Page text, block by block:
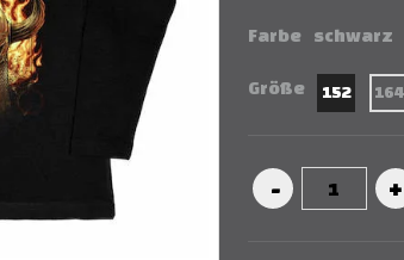
Farbe schwarz
Größe 152 164